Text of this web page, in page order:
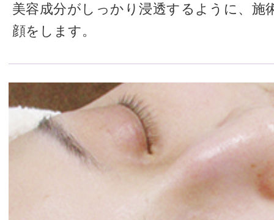
美容成分がしっかり浸透するように、施
顔をします。